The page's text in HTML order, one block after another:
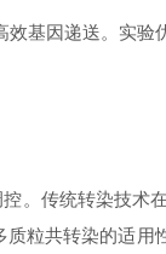
基因递送。实验
。传统转染技术
粒共转染的适用